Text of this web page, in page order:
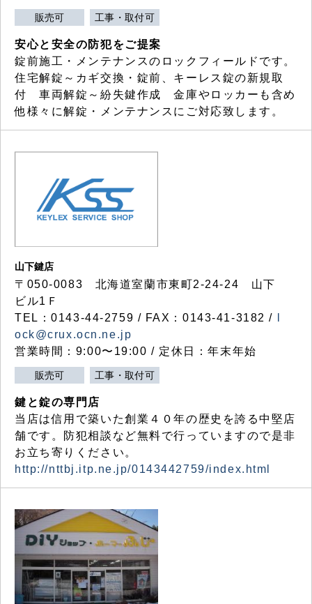
販売可 工事・取付可
安心と安全の防犯をご提案
錠前施工・メンテナンスのロックフィールドです。
住宅解錠～カギ交換・錠前、キーレス錠の新規取
付 車両解錠～紛失鍵作成 金庫やロッカーも含め
他様々に解錠・メンテナンスにご対応致します。
山下鍵店
〒050-0083 北海道室蘭市東町2-24-24 山下
ビル1Ｆ
TEL：0143-44-2759 / FAX：0143-41-3182 /
ock@crux.ocn.ne.jp
営業時間：9:00〜19:00 / 定休日：年末年始
販売可 工事・取付可
鍵と錠の専門店
当店は信用で築いた創業４０年の歴史を誇る中堅店
舗です。防犯相談など無料で行っていますので是非
お立ち寄りください。
http://nttbj.itp.ne.jp/0143442759/index.html